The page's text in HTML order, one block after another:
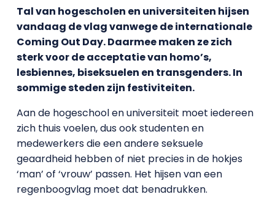
Tal van hogescholen en universiteiten hijsen
vandaag de vlag vanwege de internationale
Coming Out Day. Daarmee maken ze zich
sterk voor de acceptatie van homo’s,
lesbiennes, biseksuelen en transgenders. In
sommige steden zijn festiviteiten.
Aan de hogeschool en universiteit moet iedereen
zich thuis voelen, dus ook studenten en
medewerkers die een andere seksuele
geaardheid hebben of niet precies in de hokjes
‘man’ of ‘vrouw’ passen. Het hijsen van een
regenboogvlag moet dat benadrukken.